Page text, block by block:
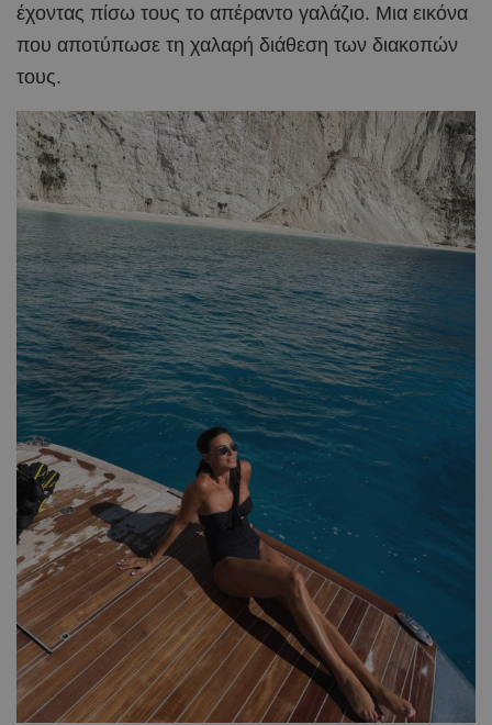
έχοντας πίσω τους το απέραντο γαλάζιο. Μια εικόνα
που αποτύπωσε τη χαλαρή διάθεση των διακοπών
τους.